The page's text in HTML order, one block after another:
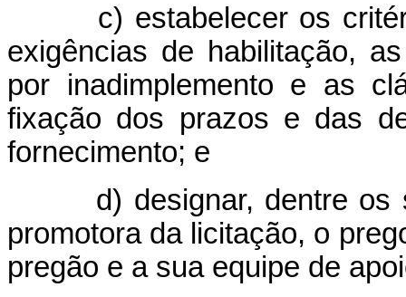
c) estabelecer os
exigências de habilitação,
por inadimplemento e as
fixação dos prazos e das
fornecimento; e
d) designar, dentre os
promotora da licitação, o
pregão e a sua equipe de